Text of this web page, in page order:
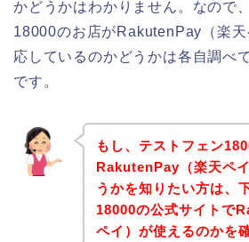
かどうかはわかりません。なので
18000のお店がRakutenPay（楽
応しているのかどうかは各自調べ
です。
もし、テストフェン
RakutenPay（楽天ペ
うかを知りたい方は、
18000の公式サイトで
ペイ）が使えるのかを